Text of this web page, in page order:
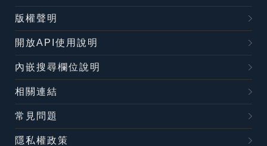
版權聲明
開放API使用說明
內嵌搜尋欄位說明
相關連結
常見問題
隱私權政策